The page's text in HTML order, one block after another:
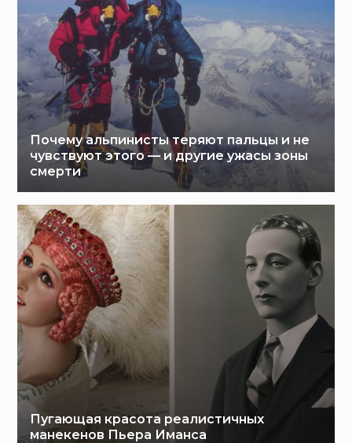
Почему альпинисты теряют пальцы и не
чувствуют этого — и другие ужасы зоны
смерти
Пугающая красота реалистичных
манекенов Пьера Иманса